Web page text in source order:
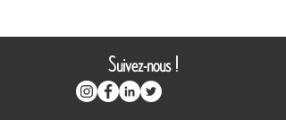
Suivez-nous !